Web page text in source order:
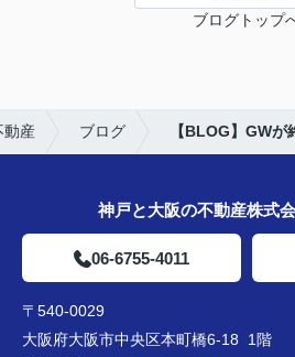
ブログトップ
動産 ブログ 【BLOG】GW
神戸と大阪の不動産株式
06-6755-4011
〒540-0029
大阪府大阪市中央区本町橋6-18 1階